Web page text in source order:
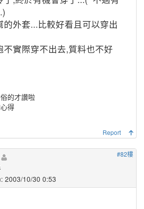
的外套...比較好看且可以穿出
不實際穿不出去,質料也不好
的才讚啦
得
Report
#82樓
2003/10/30 0:53